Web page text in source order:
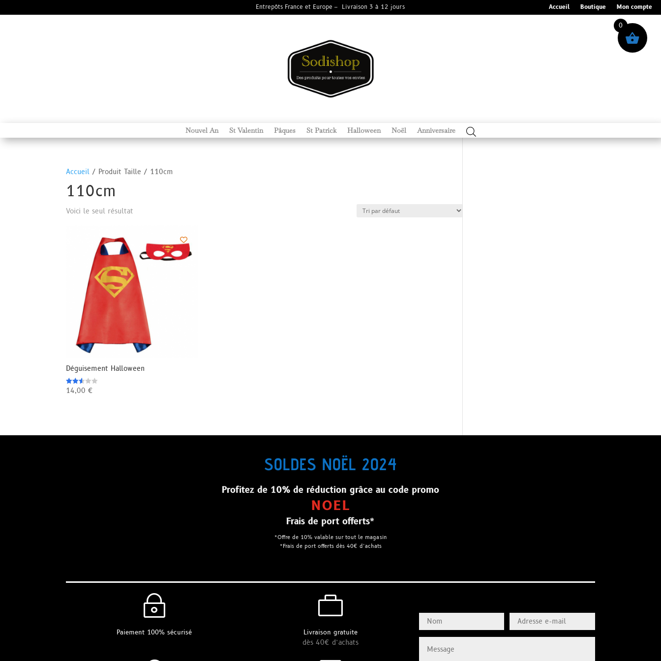
Entrepôts France et Europe – Livraison 3 à 12 jours Accueil Boutique Mon compte
Nouvel An St Valentin Pâques St Patrick Halloween Noël Anniversaire
Accueil / Produit Taille / 110cm
110cm
Voici le seul résultat
Déguisement Halloween
Note
2.50
14,00€
SOLDES NOËL 2024
Profitez de 10% de réduction grâce au code promo
NOEL
Frais de port offerts*
*Offre de 10% valable sur tout le magasin
*Frais de port offerts dès 40€ d’achats
~
Paiement 100% sécurisé

Livraison gratuite
dès 40€ d’achats
0